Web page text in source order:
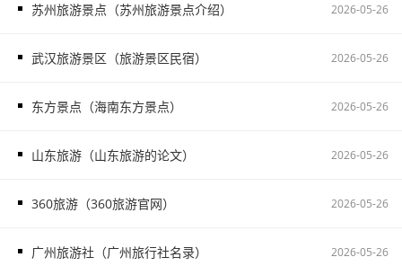
苏州旅游景点（苏州旅游景点介绍） 2026-05-26
武汉旅游景区（旅游景区民宿） 2026-05-26
东方景点（海南东方景点） 2026-05-26
山东旅游（山东旅游的论文） 2026-05-26
360旅游（360旅游官网） 2026-05-26
广州旅游社（广州旅行社名录） 2026-05-26